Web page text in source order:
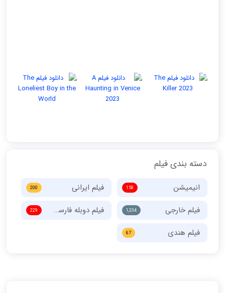
دسته بندی فیلم
انیمیشن 158 فیلم ایرانی 200
فیلم خارجی 1,334 فیلم دوبله فارسی 229
فیلم هندی 67